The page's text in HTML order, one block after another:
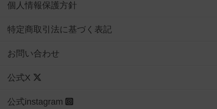
個人情報保護方針
特定商取引法に基づく表記
お問い合わせ
公式X
公式instagram